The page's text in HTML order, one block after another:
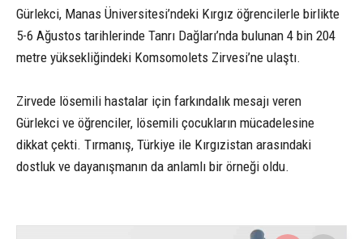
Gürlekci, Manas Üniversitesi’ndeki Kırgız öğrencilerle birlikte
5-6 Ağustos tarihlerinde Tanrı Dağları’nda bulunan 4 bin 204
metre yüksekliğindeki Komsomolets Zirvesi’ne ulaştı.
Zirvede lösemili hastalar için farkındalık mesajı veren
Gürlekci ve öğrenciler, lösemili çocukların mücadelesine
dikkat çekti. Tırmanış, Türkiye ile Kırgızistan arasındaki
dostluk ve dayanışmanın da anlamlı bir örneği oldu.